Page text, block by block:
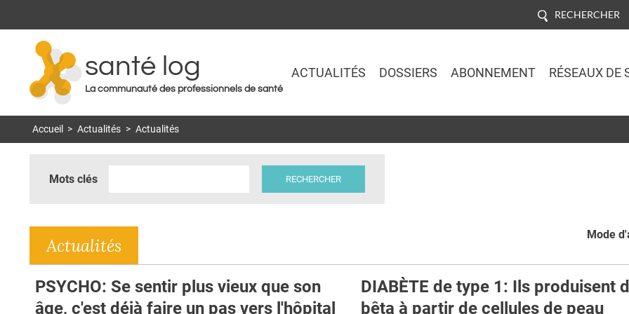
RECHERCHER
santé log
La communauté des professionnels de santé
ACTUALITÉS DOSSIERS ABONNEMENT RÉSEAUX DE
Accueil > Actualités > Actualités
Mots clés
Mode
Actualités
PSYCHO: Se sentir plus vieux que son
âge, c'est déjà faire un pas vers l'hôpital
DIABÈTE de type 1: Ils produisent
bêta à partir de cellules de peau